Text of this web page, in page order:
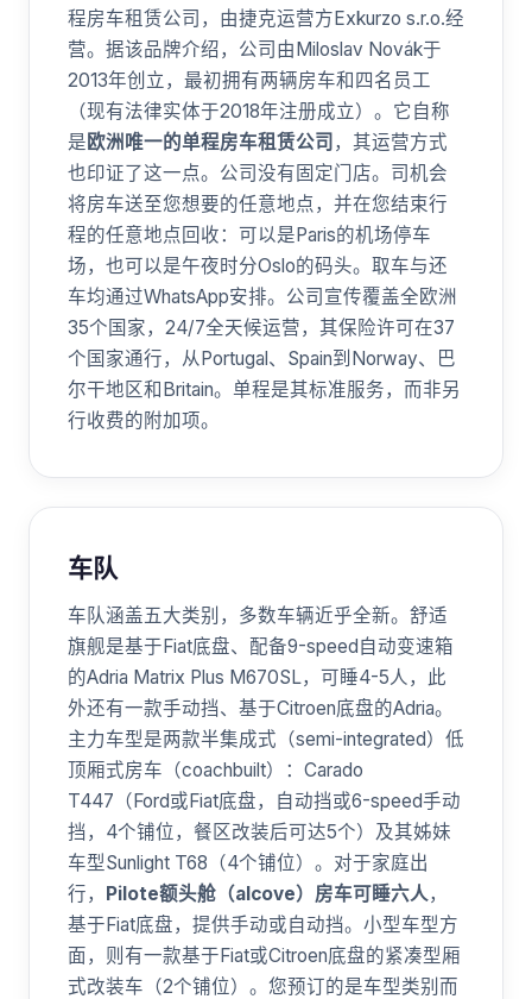
程房车租赁公司，由捷克运营方Exkurzo s.r.o.经
营。据该品牌介绍，公司由Miloslav Novák于
2013年创立，最初拥有两辆房车和四名员工
（现有法律实体于2018年注册成立）。它自称
是 欧洲唯一的单程房车租赁公司 ，其运营方式
也印证了这一点。公司没有固定门店。司机会
将房车送至您想要的任意地点，并在您结束行
程的任意地点回收：可以是Paris的机场停车
场，也可以是午夜时分Oslo的码头。取车与还
车均通过WhatsApp安排。公司宣传覆盖全欧洲
35个国家，24/7全天候运营，其保险许可在37
个国家通行，从Portugal、Spain到Norway、巴
尔干地区和Britain。单程是其标准服务，而非另
行收费的附加项。
车队
车队涵盖五大类别，多数车辆近乎全新。舒适
旗舰是基于Fiat底盘、配备9-speed自动变速箱
的Adria Matrix Plus M670SL，可睡4-5人，此
外还有一款手动挡、基于Citroen底盘的Adria。
主力车型是两款半集成式（semi-integrated）低
顶厢式房车（coachbuilt）：Carado
T447（Ford或Fiat底盘，自动挡或6-speed手动
挡，4个铺位，餐区改装后可达5个）及其姊妹
车型Sunlight T68（4个铺位）。对于家庭出
行， Pilote额头舱（alcove）房车可睡六人，
基于Fiat底盘，提供手动或自动挡。小型车型方
面，则有一款基于Fiat或Citroen底盘的紧凑型厢
式改装车（2个铺位）。您预订的是车型类别而